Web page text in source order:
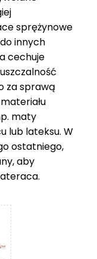
sprężynowe
innych
cechuje
za sprawą
maty
lub lateksu. W
ostatniego,
aby